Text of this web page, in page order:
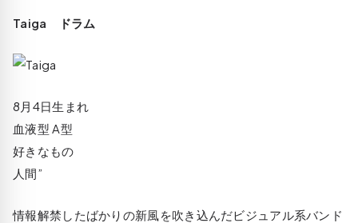
Taiga ドラム
8月4日生まれ
血液型 A型
好きなもの
人間”
情報解禁したばかりの新風を吹き込んだビジュアル系バンド